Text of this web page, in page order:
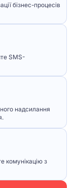
бізнес-процесів
SMS-
надсилання
комунікацію з